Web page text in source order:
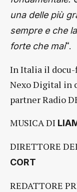
una delle più
sempre e che
forte che mai“.
In Italia il
Nexo Digital in
partner Radio
MUSICA DI
DIRETTORE
CORT
REDATTORE